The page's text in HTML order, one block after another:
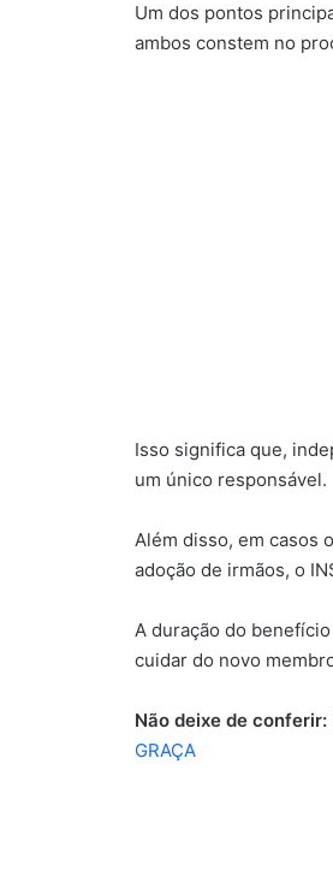
Um dos pontos
ambos constem no
Isso significa que,
um único responsável.
Além disso, em casos
adoção de irmãos, o
A duração do
cuidar do novo
Não deixe de conferir:
GRAÇA